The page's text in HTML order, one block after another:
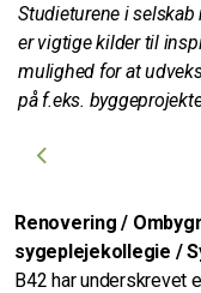
Previous
Studieturene i
er vigtige kilder til
mulighed for at
på f.eks.
Renovering /
sygeplejekollegie /
B42 har underskrevet